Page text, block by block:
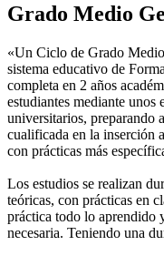
Grado Medio
«Un Ciclo de Grado
sistema educativo de
completa en 2 años
estudiantes mediante unos
universitarios, preparando
cualificada en la inserción
con prácticas más
Los estudios se realizan
teóricas, con prácticas en
práctica todo lo aprendido
necesaria. Teniendo una